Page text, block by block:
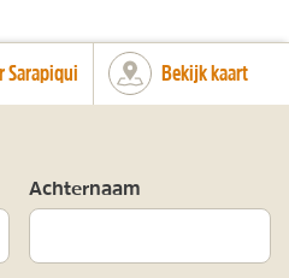
Sarapiqui Bekijk kaart
Achternaam